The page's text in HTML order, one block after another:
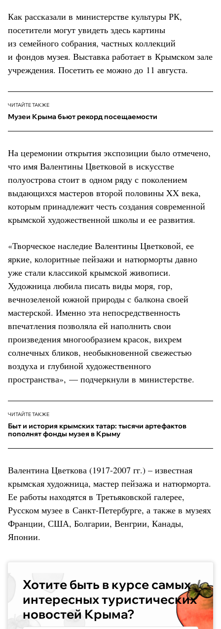
Как рассказали в министерстве культуры РК,
посетители могут увидеть здесь картины
из семейного собрания, частных коллекций
и фондов музея. Выставка работает в Крымском зале
учреждения. Посетить ее можно до 11 августа.
ЧИТАЙТЕ ТАКЖЕ
Музеи Крыма бьют рекорд посещаемости
На церемонии открытия экспозиции было отмечено,
что имя Валентины Цветковой в искусстве
полуострова стоит в одном ряду с поколением
выдающихся мастеров второй половины XX века,
которым принадлежит честь создания современной
крымской художественной школы и ее развития.
«Творческое наследие Валентины Цветковой, ее
яркие, колоритные пейзажи и натюрморты давно
уже стали классикой крымской живописи.
Художница любила писать виды моря, гор,
вечнозеленой южной природы с балкона своей
мастерской. Именно эта непосредственность
впечатления позволяла ей наполнить свои
произведения многообразием красок, вихрем
солнечных бликов, необыкновенной свежестью
воздуха и глубиной художественного
пространства», — подчеркнули в министерстве.
ЧИТАЙТЕ ТАКЖЕ
Быт и история крымских татар: тысячи артефактов
пополнят фонды музея в Крыму
Валентина Цветкова (1917-2007 гг.) – известная
крымская художница, мастер пейзажа и натюрморта.
Ее работы находятся в Третьяковской галерее,
Русском музее в Санкт-Петербурге, а также в музеях
Франции, США, Болгарии, Венгрии, Канады,
Японии.
Хотите быть в курсе самых
интересных туристических
новостей Крыма?